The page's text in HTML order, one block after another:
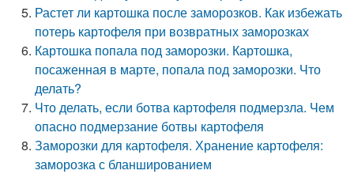
Растет ли картошка после заморозков. Как избежать
потерь картофеля при возвратных заморозках
Картошка попала под заморозки. Картошка,
посаженная в марте, попала под заморозки. Что
делать?
Что делать, если ботва картофеля подмерзла. Чем
опасно подмерзание ботвы картофеля
Заморозки для картофеля. Хранение картофеля:
заморозка с бланшированием